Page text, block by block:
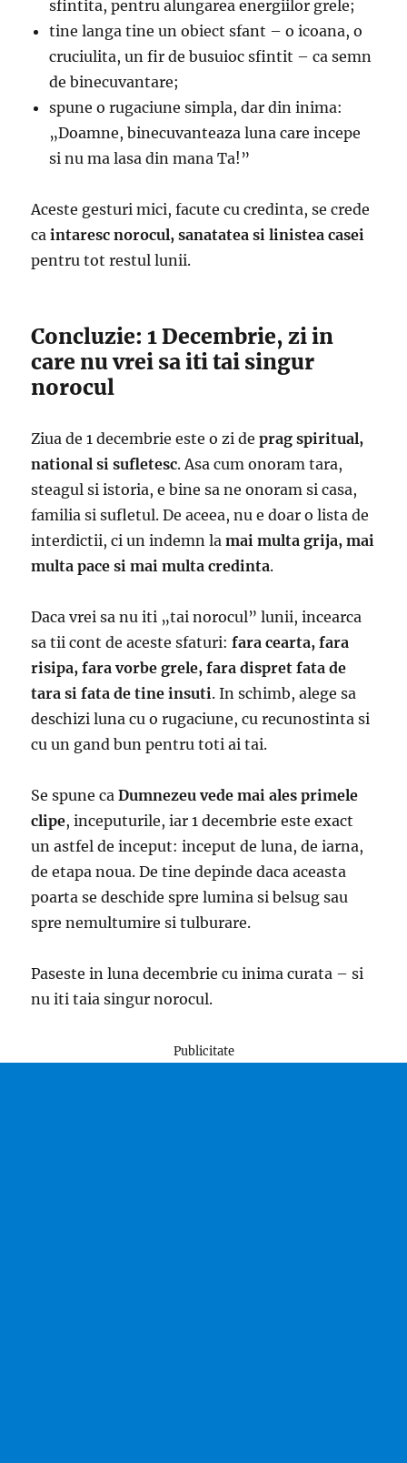
sfintita, pentru alungarea energiilor grele;
tine langa tine un obiect sfant – o icoana, o
cruciulita, un fir de busuioc sfintit – ca semn
de binecuvantare;
spune o rugaciune simpla, dar din inima:
„Doamne, binecuvanteaza luna care incepe
si nu ma lasa din mana Ta!”
Aceste gesturi mici, facute cu credinta, se crede
caintaresc norocul, sanatatea si linistea casei
pentru tot restul lunii.
Concluzie: 1 Decembrie, zi in
care nu vrei sa iti tai singur
norocul
Ziua de 1 decembrie este o zi deprag spiritual,
national si sufletesc. Asa cum onoram tara,
steagul si istoria, e bine sa ne onoram si casa,
familia si sufletul. De aceea, nu e doar o lista de
interdictii, ci un indemn lamai multa grija, mai
multa pace si mai multa credinta.
Daca vrei sa nu iti „tai norocul” lunii, incearca
sa tii cont de aceste sfaturi:fara cearta, fara
risipa, fara vorbe grele, fara dispret fata de
tara si fata de tine insuti. In schimb, alege sa
deschizi luna cu o rugaciune, cu recunostinta si
cu un gand bun pentru toti ai tai.
Se spune caDumnezeu vede mai ales primele
clipe, inceputurile, iar 1 decembrie este exact
un astfel de inceput: inceput de luna, de iarna,
de etapa noua. De tine depinde daca aceasta
poarta se deschide spre lumina si belsug sau
spre nemultumire si tulburare.
Paseste in luna decembrie cu inima curata – si
nu iti taia singur norocul.
Publicitate